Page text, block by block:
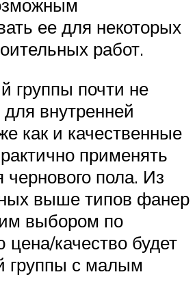
ее для некоторых
работ.
группы почти не
внутренней
как и качественные
применять
чернового пола. Из
выше типов фанер
выбором по
качество будет
группы с малым